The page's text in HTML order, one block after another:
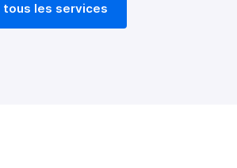
tous les services